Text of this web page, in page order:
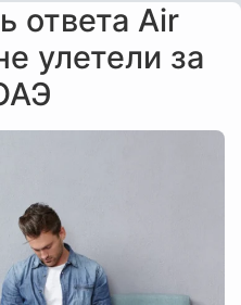
ответа Air
улетели за